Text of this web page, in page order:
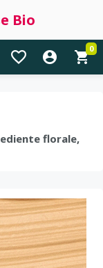
Bio
0
florale,